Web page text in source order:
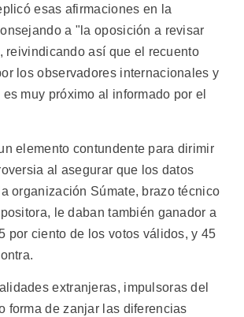
esas afirmaciones en la
a "la oposición a revisar
reivindicando así que el recuento
los observadores internacionales y
muy próximo al informado por el
elemento contundente para dirimir
al asegurar que los datos
organización Súmate, brazo técnico
le daban también ganador a
por ciento de los votos válidos, y 45
extranjeras, impulsoras del
forma de zanjar las diferencias